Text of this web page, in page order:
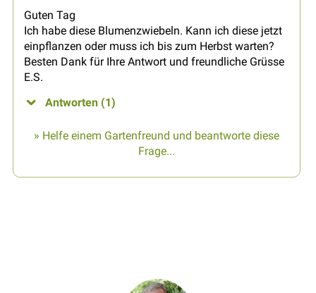
Guten Tag
Ich habe diese Blumenzwiebeln. Kann ich diese jetzt
einpflanzen oder muss ich bis zum Herbst warten?
Besten Dank für Ihre Antwort und freundliche Grüsse
E.S.
Antworten (1)
» Helfe einem Gartenfreund und beantworte diese
Frage...